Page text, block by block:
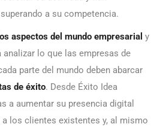
a su competencia.
aspectos del mundo empresarial y
lo que las empresas de
parte del mundo deben abarcar
de éxito. Desde Éxito Idea
a aumentar su presencia digital
los clientes existentes y, al mismo